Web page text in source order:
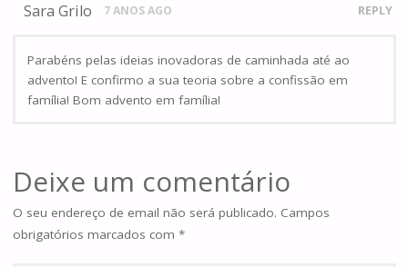
Sara Grilo 7 ANOS AGO REPLY
Parabéns pelas ideias inovadoras de caminhada até ao
advento! E confirmo a sua teoria sobre a confissão em
família! Bom advento em família!
Deixe um comentário
O seu endereço de email não será publicado. Campos
obrigatórios marcados com *